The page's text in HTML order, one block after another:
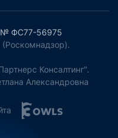
№ ФС77-56975
(Роскомнадзор).
Консалтинг".
Александровна